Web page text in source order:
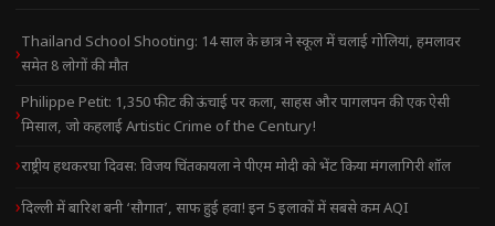
Thailand School Shooting: 14 साल के छात्र ने स्कूल में चलाई गोलियां, हमलावर
समेत 8 लोगों की मौत
Philippe Petit: 1,350 फीट की ऊंचाई पर कला, साहस और पागलपन की एक ऐसी
मिसाल, जो कहलाई Artistic Crime of the Century!
राष्ट्रीय हथकरघा दिवस: विजय चिंतकायला ने पीएम मोदी को भेंट किया मंगलागिरी शॉल
दिल्ली में बारिश बनी ‘सौगात’, साफ हुई हवा! इन 5 इलाकों में सबसे कम AQI